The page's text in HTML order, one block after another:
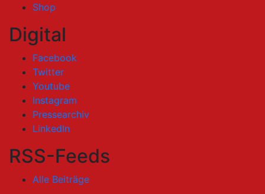
Shop
Digital
Facebook
Twitter
Youtube
Instagram
Pressearchiv
LinkedIn
RSS-Feeds
Alle Beiträge